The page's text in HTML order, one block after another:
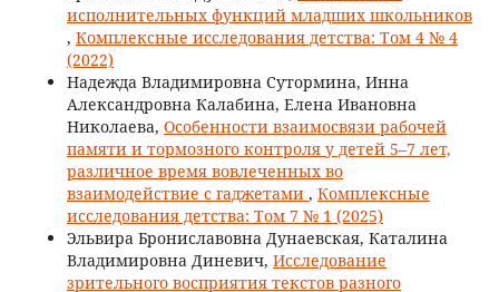
исполнительных функций младших школьников
, Комплексные исследования детства: Том 4 № 4
(2022)
Надежда Владимировна Сутормина, Инна
Александровна Калабина, Елена Ивановна
Николаева, Особенности взаимосвязи рабочей
памяти и тормозного контроля у детей 5–7 лет,
различное время вовлеченных во
взаимодействие с гаджетами , Комплексные
исследования детства: Том 7 № 1 (2025)
Эльвира Брониславовна Дунаевская, Каталина
Владимировна Диневич, Исследование
зрительного восприятия текстов разного